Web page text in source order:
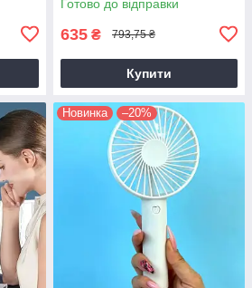
портативний вентилятор
Готово до відправки
635 ₴ 793,75 ₴
Купити
Новинка –20%